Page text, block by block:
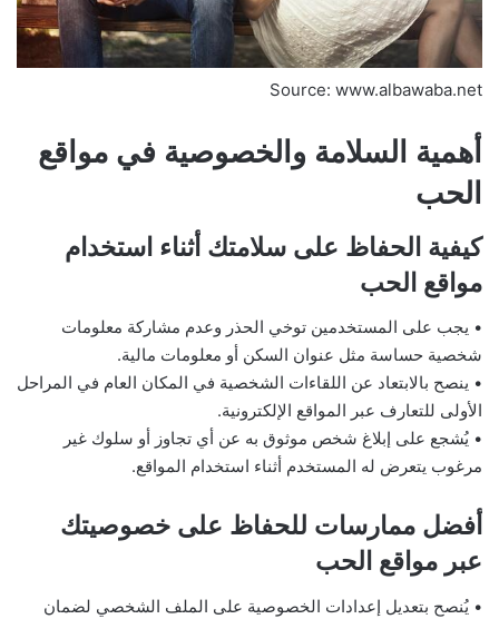
Source: www.albawaba.net
أهمية السلامة والخصوصية في مواقع
الحب
كيفية الحفاظ على سلامتك أثناء استخدام
مواقع الحب
• يجب على المستخدمين توخي الحذر وعدم مشاركة معلومات
شخصية حساسة مثل عنوان السكن أو معلومات مالية.
• ينصح بالابتعاد عن اللقاءات الشخصية في المكان العام في المراحل
الأولى للتعارف عبر المواقع الإلكترونية.
• يُشجع على إبلاغ شخص موثوق به عن أي تجاوز أو سلوك غير
مرغوب يتعرض له المستخدم أثناء استخدام المواقع.
أفضل ممارسات للحفاظ على خصوصيتك
عبر مواقع الحب
• يُنصح بتعديل إعدادات الخصوصية على الملف الشخصي لضمان